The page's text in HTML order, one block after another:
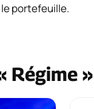
portefeuille.
Régime »